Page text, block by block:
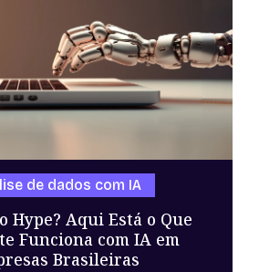
Hype? Aqui Está o Que
Funciona com IA em
Brasileiras
de dados com IA